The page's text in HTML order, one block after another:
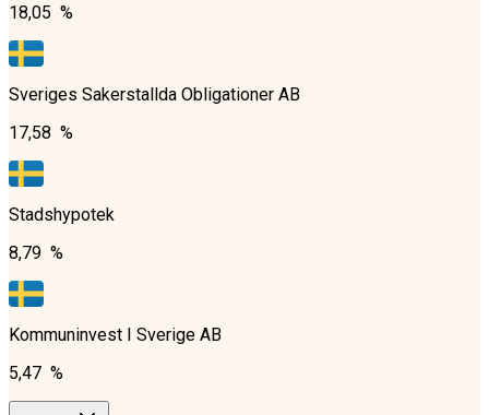
18,05 %
Sveriges Sakerstallda Obligationer AB
17,58 %
Stadshypotek
8,79 %
Kommuninvest I Sverige AB
5,47 %